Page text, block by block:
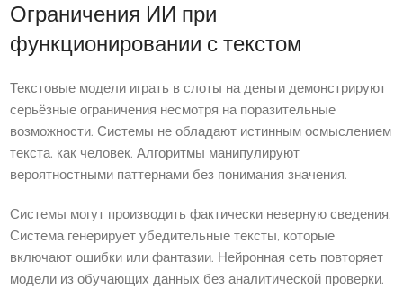
Ограничения ИИ при
функционировании с текстом
Текстовые модели играть в слоты на деньги демонстрируют
серьёзные ограничения несмотря на поразительные
возможности. Системы не обладают истинным осмыслением
текста, как человек. Алгоритмы манипулируют
вероятностными паттернами без понимания значения.
Системы могут производить фактически неверную сведения.
Система генерирует убедительные тексты, которые
включают ошибки или фантазии. Нейронная сеть повторяет
модели из обучающих данных без аналитической проверки.